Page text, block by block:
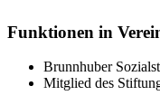
Funktionen in
Brunnhuber
Mitglied des